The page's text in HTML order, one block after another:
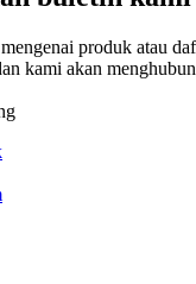
produk atau
kami akan